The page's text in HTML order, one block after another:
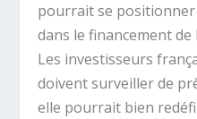
pourrait se positionner
dans le financement
Les investisseurs
doivent surveiller de
elle pourrait bien